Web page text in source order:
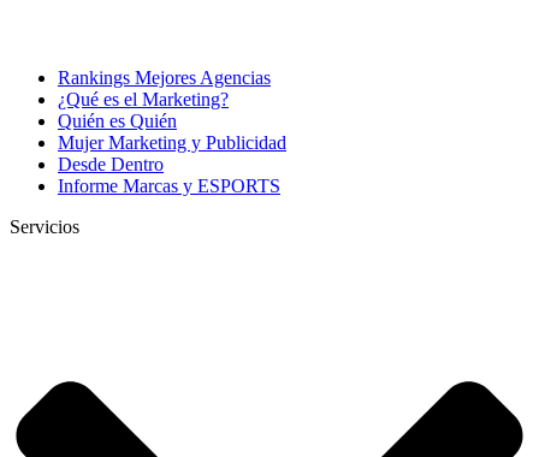
Rankings Mejores Agencias
¿Qué es el Marketing?
Quién es Quién
Mujer Marketing y Publicidad
Desde Dentro
Informe Marcas y ESPORTS
Servicios